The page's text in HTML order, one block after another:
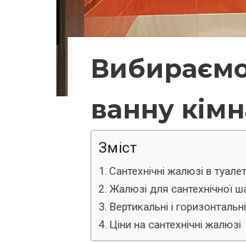
ванну
Зміст
Сантехнічні жалюзі в
Жалюзі для сантехнічної
Вертикальні і
Ціни на сантехнічні жалюзі